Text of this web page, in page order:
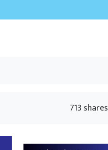
713 shares